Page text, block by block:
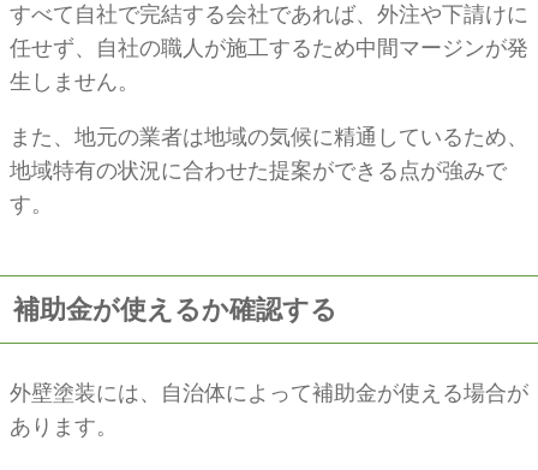
すべて自社で完結する会社であれば、外注や下請けに
任せず、自社の職人が施工するため中間マージンが発
生しません。
また、地元の業者は地域の気候に精通しているため、
地域特有の状況に合わせた提案ができる点が強みで
す。
補助金が使えるか確認する
外壁塗装には、自治体によって補助金が使える場合が
あります。